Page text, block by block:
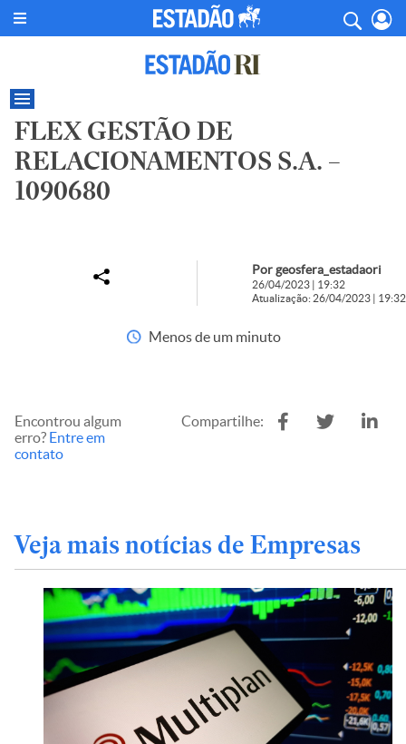
FLEX GESTÃO DE
RELACIONAMENTOS S.A. –
1090680
Por geosfera_estadaori
26/04/2023 | 19:32
Atualização: 26/04/2023 | 19:32
Menos de um minuto
Encontrou algum
erro? Entre em
contato
Compartilhe:
Veja mais notícias de Empresas